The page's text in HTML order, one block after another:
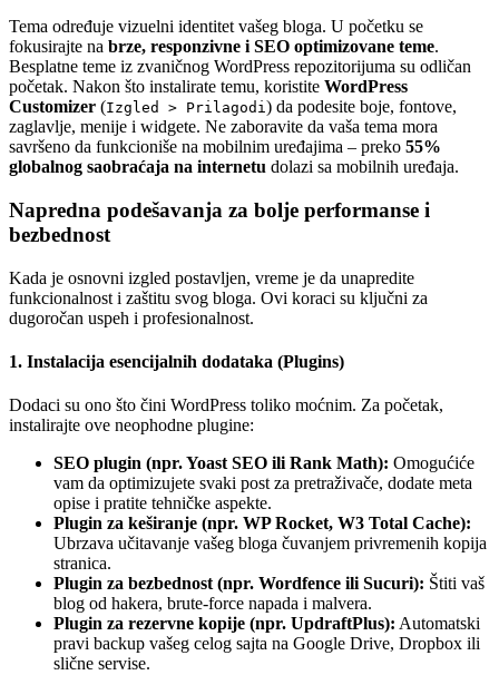
Tema određuje vizuelni identitet vašeg bloga. U početku se
fokusirajte na brze, responzivne i SEO optimizovane teme.
Besplatne teme iz zvaničnog WordPress repozitorijuma su odličan
početak. Nakon što instalirate temu, koristite WordPress
Customizer (Izgled > Prilagodi) da podesite boje, fontove,
zaglavlje, menije i widgete. Ne zaboravite da vaša tema mora
savršeno da funkcioniše na mobilnim uređajima – preko 55%
globalnog saobraćaja na internetu dolazi sa mobilnih uređaja.
Napredna podešavanja za bolje performanse i
bezbednost
Kada je osnovni izgled postavljen, vreme je da unapredite
funkcionalnost i zaštitu svog bloga. Ovi koraci su ključni za
dugoročan uspeh i profesionalnost.
1. Instalacija esencijalnih dodataka (Plugins)
Dodaci su ono što čini WordPress toliko moćnim. Za početak,
instalirajte ove neophodne plugine:
SEO plugin (npr. Yoast SEO ili Rank Math): Omogućiće
vam da optimizujete svaki post za pretraživače, dodate meta
opise i pratite tehničke aspekte.
Plugin za keširanje (npr. WP Rocket, W3 Total Cache):
Ubrzava učitavanje vašeg bloga čuvanjem privremenih kopija
stranica.
Plugin za bezbednost (npr. Wordfence ili Sucuri): Štiti vaš
blog od hakera, brute-force napada i malvera.
Plugin za rezervne kopije (npr. UpdraftPlus): Automatski
pravi backup vašeg celog sajta na Google Drive, Dropbox ili
slične servise.